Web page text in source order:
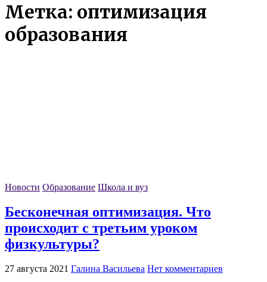
Метка: оптимизация
образования
Новости Образование Школа и вуз
Бесконечная оптимизация. Что
происходит с третьим уроком
физкультуры?
27 августа 2021 Галина Васильева Нет комментариев